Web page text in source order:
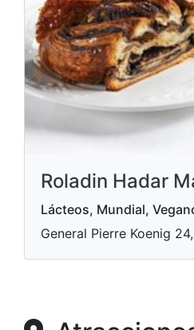
Roladin Hadar
Lácteos, Mundial,
General Pierre Koenig